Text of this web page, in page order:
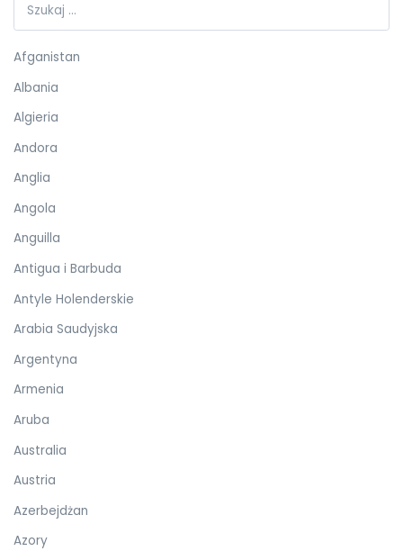
Afganistan
Albania
Algieria
Andora
Anglia
Angola
Anguilla
Antigua i Barbuda
Antyle Holenderskie
Arabia Saudyjska
Argentyna
Armenia
Aruba
Australia
Austria
Azerbejdżan
Azory